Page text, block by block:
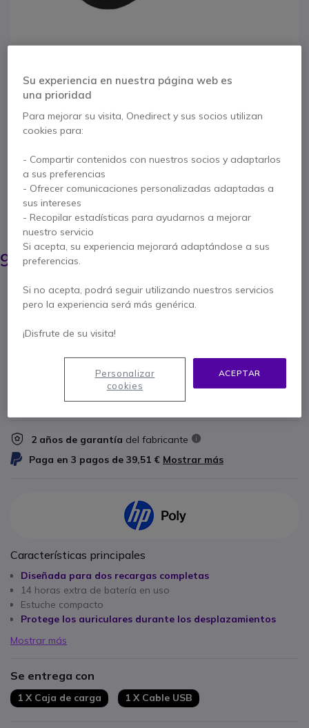
Estuche de carga
Poly Voyager Legend
50/30
Ref. del producto: PLVOYLEG5030CH // Ref. fabricante: B0VR7AA#ABB
Estuche de carga portátil para auriculares
Voyager Legend 50 y 30
AHORRA 12,00 €
109,95 €
97,95 € s/Iva
Cantidad
AÑADIR AL CARRITO
PRESUPUESTO EN 4 H
No está disponible
8 productos en stock plataforma
Entrega:5-7 días
2 años de garantía del fabricante
Paga en 3 pagos de 39,51 € Mostrar más
Características principales
Diseñada para dos recargas completas
14 horas extra de batería en uso
Estuche compacto
Protege los auriculares durante los desplazamientos
Mostrar más
Se entrega con
1 X Caja de carga 1 X Cable USB
Saltar al comienzo de la galería de imágenes
Su experiencia en nuestra página web es
una prioridad
Para mejorar su visita, Onedirect y sus socios utilizan
cookies para:
- Compartir contenidos con nuestros socios y adaptarlos
a sus preferencias
- Ofrecer comunicaciones personalizadas adaptadas a
sus intereses
- Recopilar estadísticas para ayudarnos a mejorar
nuestro servicio
Si acepta, su experiencia mejorará adaptándose a sus
preferencias.
Si no acepta, podrá seguir utilizando nuestros servicios
pero la experiencia será más genérica.
¡Disfrute de su visita!
ACEPTAR
Personalizar
cookies